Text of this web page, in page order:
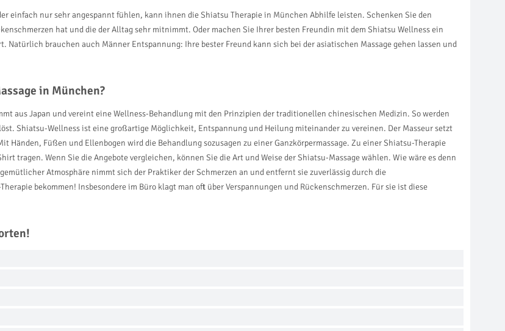
einfach nur sehr angespannt fühlen, kann ihnen die Shiatsu Therapie in München Abhilfe leisten. Schenken Sie den
hat und die der Alltag sehr mitnimmt. Oder machen Sie Ihrer besten Freundin mit dem Shiatsu Wellness ein
brauchen auch Männer Entspannung: Ihre bester Freund kann sich bei der asiatischen Massage gehen lassen und
in München?
aus Japan und vereint eine Wellness-Behandlung mit den Prinzipien der traditionellen chinesischen Medizin. So werden
Shiatsu-Wellness ist eine großartige Möglichkeit, Entspannung und Heilung miteinander zu vereinen. Der Masseur setzt
Händen, Füßen und Ellenbogen wird die Behandlung sozusagen zu einer Ganzkörpermassage. Zu einer Shiatsu-Therapie
tragen. Wenn Sie die Angebote vergleichen, können Sie die Art und Weise der Shiatsu-Massage wählen. Wie wäre es denn
Atmosphäre nimmt sich der Praktiker der Schmerzen an und entfernt sie zuverlässig durch die
bekommen! Insbesondere im Büro klagt man oft über Verspannungen und Rückenschmerzen. Für sie ist diese